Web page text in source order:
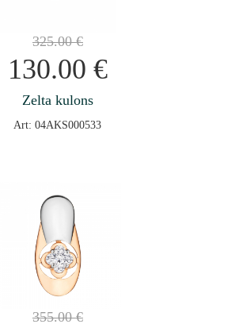
325.00€
130.00 €
Zelta kulons
Art: 04AKS000533
355.00€